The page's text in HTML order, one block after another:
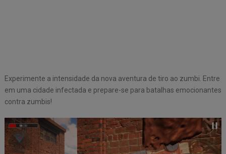
Experimente a intensidade da nova aventura de tiro ao zumbi. Entre
em uma cidade infectada e prepare-se para batalhas emocionantes
contra zumbis!